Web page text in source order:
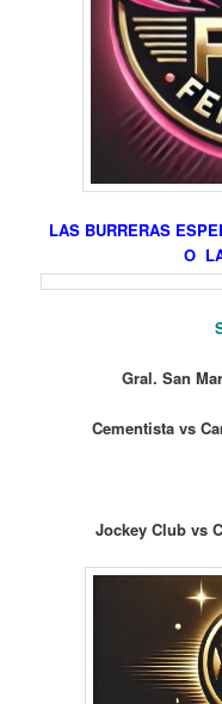
LAS BURRERAS
O
Gral. San
Cementista vs
Jockey Club vs